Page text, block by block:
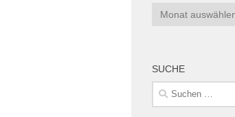
Archiv
SUCHE
Suchen
nach: